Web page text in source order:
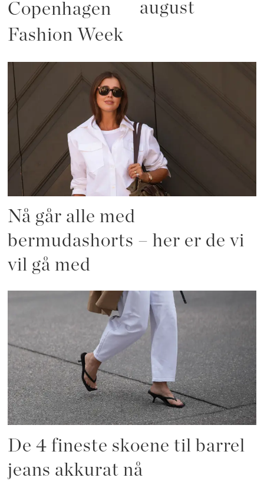
Copenhagen
Fashion Week
august
Nå går alle med
bermudashorts – her er de vi
vil gå med
De 4 fineste skoene til barrel
jeans akkurat nå